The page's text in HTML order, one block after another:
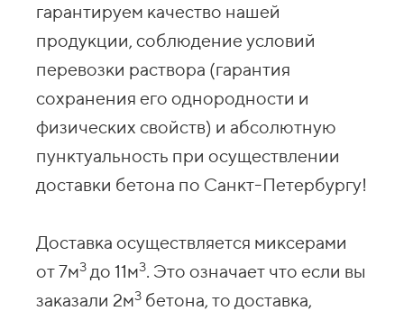
гарантируем качество нашей
продукции, соблюдение условий
перевозки раствора (гарантия
сохранения его однородности и
физических свойств) и абсолютную
пунктуальность при осуществлении
доставки бетона по Санкт-Петербургу!
Доставка осуществляется миксерами
от 7м3 до 11м3. Это означает что если вы
заказали 2м3 бетона, то доставка,